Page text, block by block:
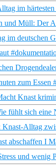
im
und Müll: Der
im deutschen
zum Essen
Knast
fühlt sich
Knast-Alltag
abschaffen I
und wenig